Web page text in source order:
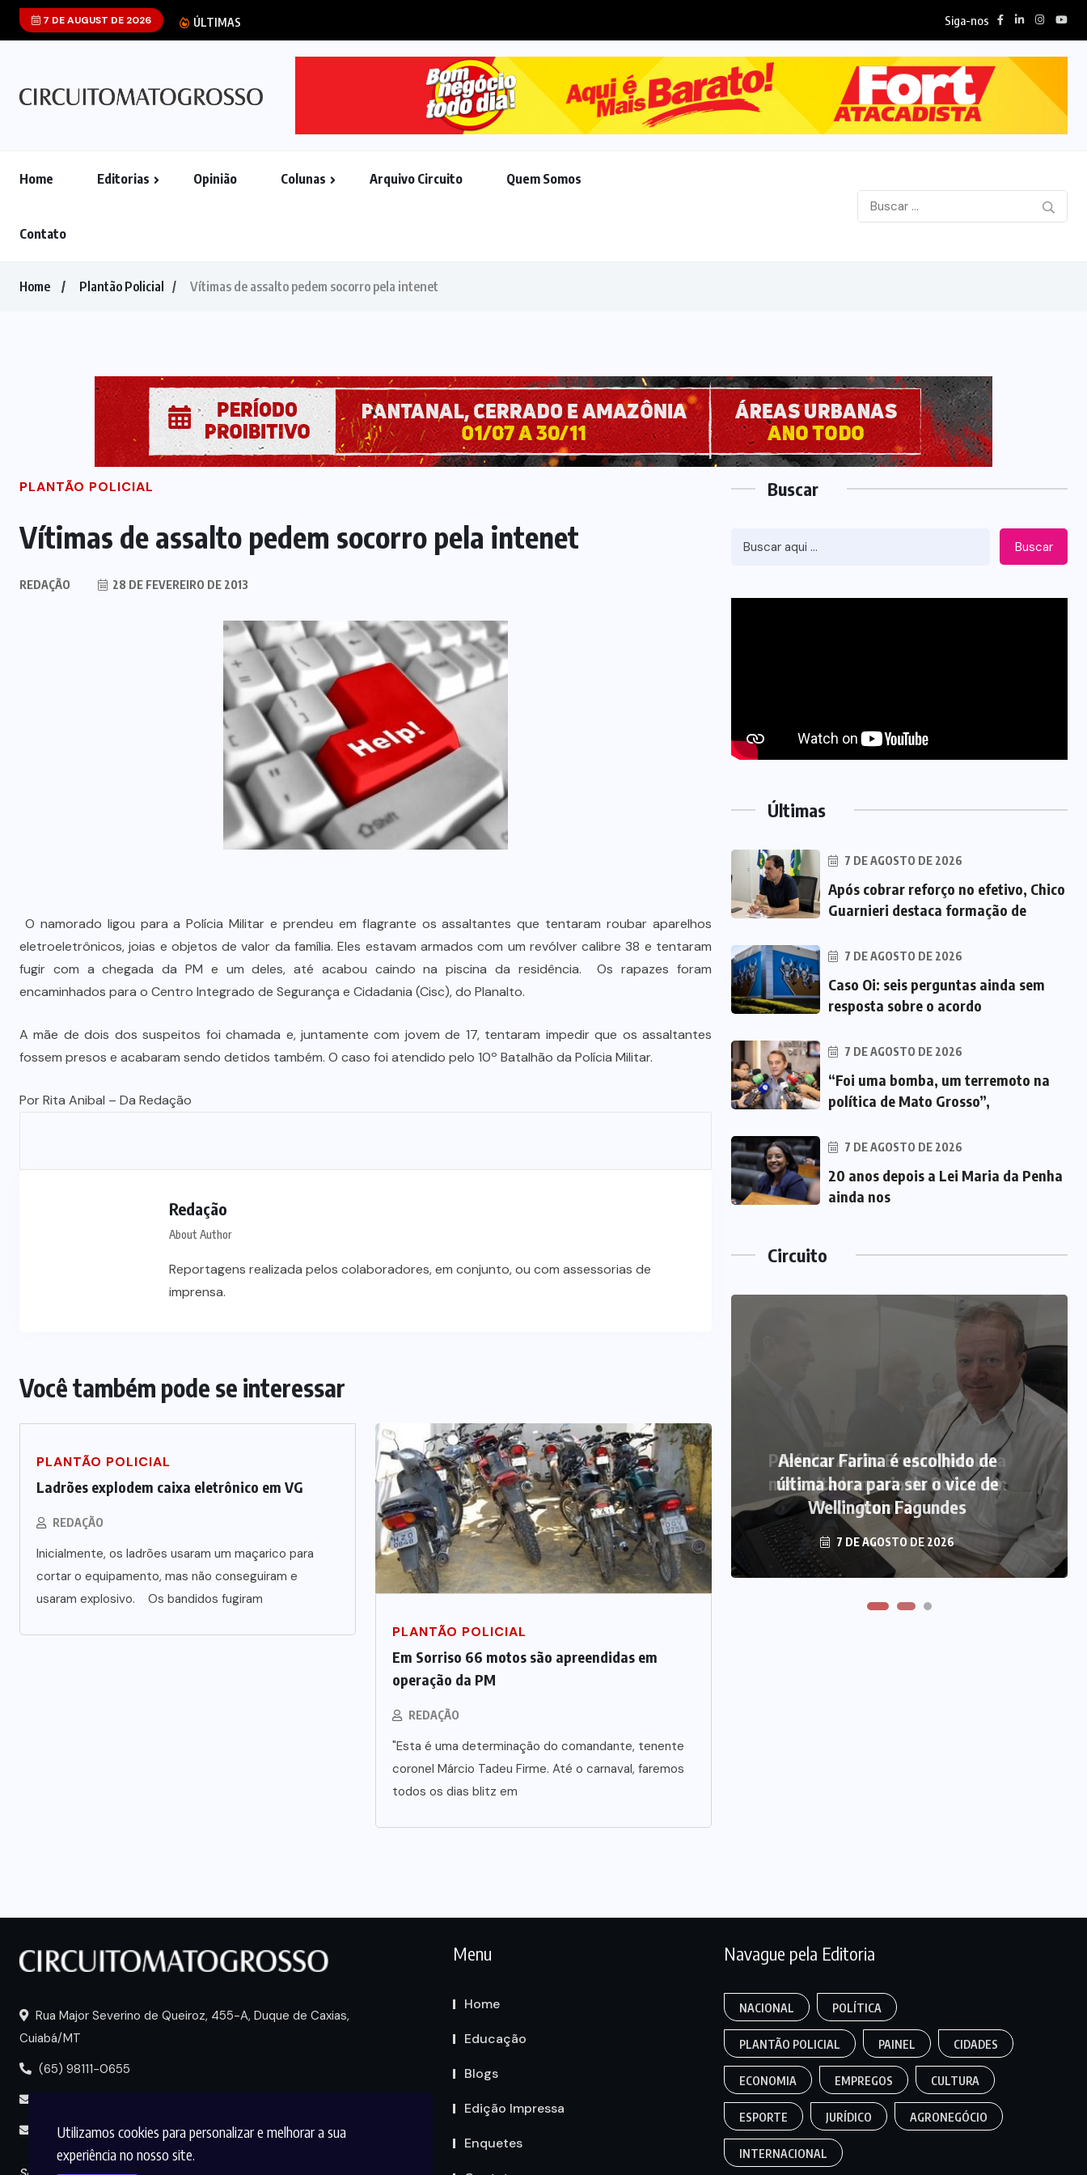
Utilizamos cookies para personalizar e melhorar a sua
experiência no nosso site.
7 DE AUGUST DE 2026 ÚLTIMAS Siga-nos
Home Editorias Opinião Colunas Arquivo Circuito Quem Somos
Contato
Home Plantão Policial Vítimas de assalto pedem socorro pela intenet
PLANTÃO POLICIAL
Vítimas de assalto pedem socorro pela intenet
REDAÇÃO 28 DE FEVEREIRO DE 2013
O namorado ligou para a Polícia Militar e prendeu em flagrante os assaltantes que tentaram roubar aparelhos
eletroeletrônicos, joias e objetos de valor da família. Eles estavam armados com um revólver calibre 38 e tentaram
fugir com a chegada da PM e um deles, até acabou caindo na piscina da residência. Os rapazes foram
encaminhados para o Centro Integrado de Segurança e Cidadania (Cisc), do Planalto.
A mãe de dois dos suspeitos foi chamada e, juntamente com jovem de 17, tentaram impedir que os assaltantes
fossem presos e acabaram sendo detidos também. O caso foi atendido pelo 10º Batalhão da Polícia Militar.
Por Rita Anibal – Da Redação
Redação
About Author
Reportagens realizada pelos colaboradores, em conjunto, ou com assessorias de
imprensa.
Você também pode se interessar
PLANTÃO POLICIAL
Ladrões explodem caixa eletrônico em VG
REDAÇÃO
Inicialmente, os ladrões usaram um maçarico para
cortar o equipamento, mas não conseguiram e
usaram explosivo. Os bandidos fugiram
PLANTÃO POLICIAL
Em Sorriso 66 motos são apreendidas em
operação da PM
REDAÇÃO
"Esta é uma determinação do comandante, tenente
coronel Márcio Tadeu Firme. Até o carnaval, faremos
todos os dias blitz em
Buscar
Buscar
Últimas
7 DE AGOSTO DE 2026
Após cobrar reforço no efetivo, Chico
Guarnieri destaca formação de
7 DE AGOSTO DE 2026
Caso Oi: seis perguntas ainda sem
resposta sobre o acordo
7 DE AGOSTO DE 2026
“Foi uma bomba, um terremoto na
política de Mato Grosso”,
7 DE AGOSTO DE 2026
20 anos depois a Lei Maria da Penha
ainda nos
Circuito
Advogada é condenada por usar
jurisprudência falsa gerada por IA
Alencar Farina é escolhido de
última hora para ser o vice de
Wellington Fagundes
7 DE AGOSTO DE 2026
Prefeito Abilio Brunini recebe a
mais alta honraria da Rotam em
Cuiabá
7 DE AGOSTO DE 2026
Rua Major Severino de Queiroz, 455-A, Duque de Caxias,
Cuiabá/MT
(65) 98111-0655
midia@circuitomt.com.br
Menu
Home
Educação
Blogs
Edição Impressa
Enquetes
Navague pela Editoria
NACIONAL POLÍTICA
PLANTÃO POLICIAL PAINEL CIDADES
ECONOMIA EMPREGOS CULTURA
ESPORTE JURÍDICO AGRONEGÓCIO
INTERNACIONAL